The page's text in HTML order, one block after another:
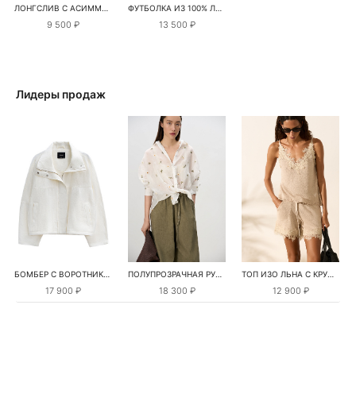
ЛОНГСЛИВ С АСИММЕТРИЧНЫМ ВЫРЕЗОМ
9 500 ₽
ФУТБОЛКА ИЗ 100% ЛЬНА
13 500 ₽
Лидеры продаж
БОМБЕР С ВОРОТНИКОМ-СТОЙКОЙ
17 900 ₽
ПОЛУПРОЗРАЧНАЯ РУБАШКА С РОМАШКАМИ
18 300 ₽
ТОП ИЗО ЛЬНА С КРУЖЕВОМ
12 900 ₽